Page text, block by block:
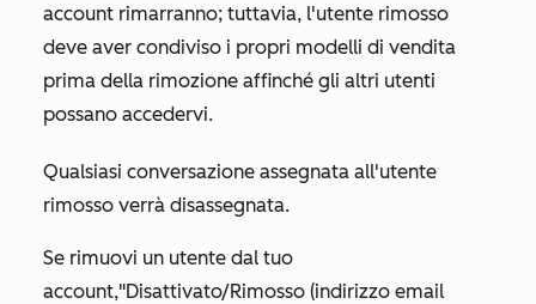
account rimarranno; tuttavia, l'utente rimosso
deve aver condiviso i propri modelli di vendita
prima della rimozione affinché gli altri utenti
possano accedervi.
Qualsiasi conversazione assegnata all'utente
rimosso verrà disassegnata.
Se rimuovi un utente dal tuo
account,"Disattivato/Rimosso (indirizzo email